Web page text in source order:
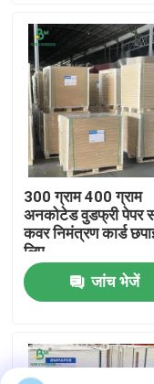
होम
उत्पाद
हमारे बारे में
फैक्टरी यात्रा
गुणवत्ता नियंत्रण
हमसे संपर्क करें
300 ग्राम 400 ग्राम
अनकोटेड वुडफ्री पेपर
कवर निमंत्रण कार्ड
लिए
जांच भेजें